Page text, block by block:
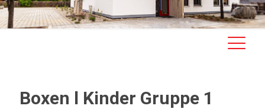
Boxen l Kinder Gruppe 1